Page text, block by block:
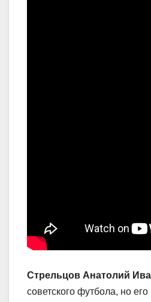
Стрельцов Анатолий
советского футбола, но